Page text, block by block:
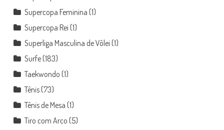
Supercopa Feminina (1)
Supercopa Rei (1)
Superliga Masculina de Vôlei (1)
Surfe(183)
Taekwondo (1)
Tênis(73)
Tênis de Mesa (1)
Tiro com Arco (5)